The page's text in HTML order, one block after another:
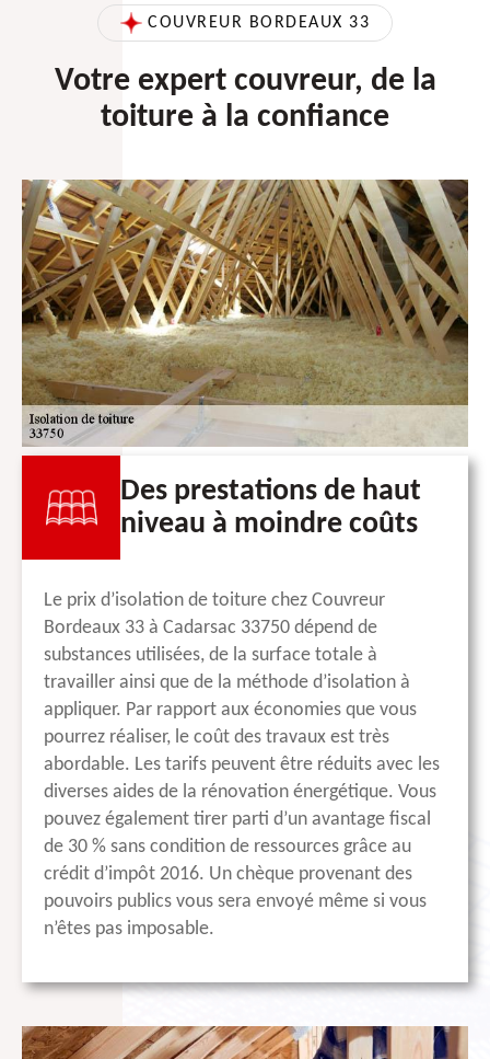
COUVREUR BORDEAUX 33
Votre expert couvreur, de la
toiture à la confiance
Des prestations de haut
niveau à moindre coûts
Le prix d’isolation de toiture chez Couvreur
Bordeaux 33 à Cadarsac 33750 dépend de
substances utilisées, de la surface totale à
travailler ainsi que de la méthode d’isolation à
appliquer. Par rapport aux économies que vous
pourrez réaliser, le coût des travaux est très
abordable. Les tarifs peuvent être réduits avec les
diverses aides de la rénovation énergétique. Vous
pouvez également tirer parti d’un avantage fiscal
de 30 % sans condition de ressources grâce au
crédit d’impôt 2016. Un chèque provenant des
pouvoirs publics vous sera envoyé même si vous
n’êtes pas imposable.